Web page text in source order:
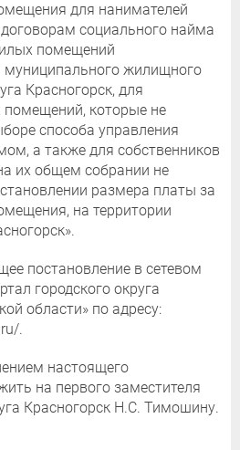
для нанимателей
социального найма
помещений
муниципального жилищного
Красногорск, для
которые не
способа управления
а также для собственников
их общем собрании не
размера платы за
на территории
постановление в сетевом
городского округа
области» по адресу:
.
настоящего
на первого заместителя
Красногорск Н.С. Тимошину.